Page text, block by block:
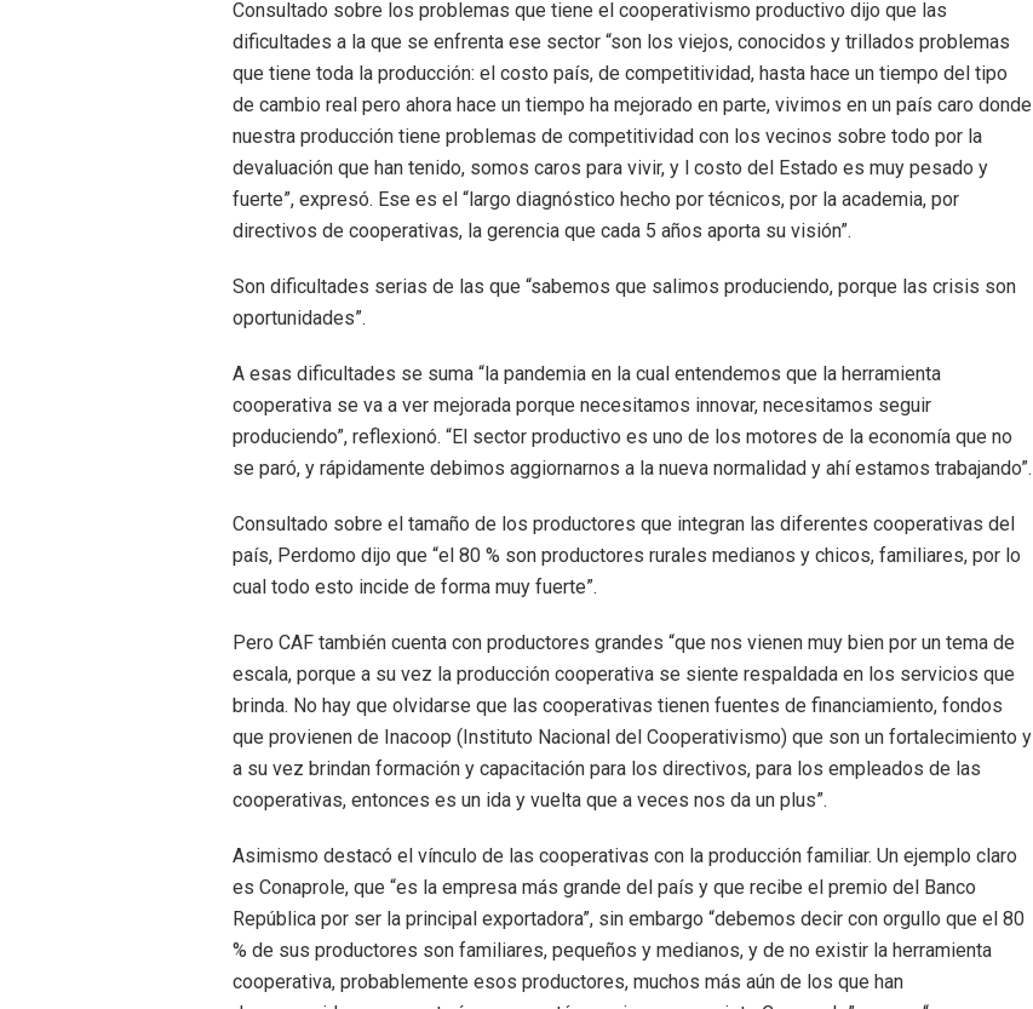
Consultado sobre los problemas que tiene el cooperativismo productivo dijo que las
dificultades a la que se enfrenta ese sector “son los viejos, conocidos y trillados problemas
que tiene toda la producción: el costo país, de competitividad, hasta hace un tiempo del tipo
de cambio real pero ahora hace un tiempo ha mejorado en parte, vivimos en un país caro donde
nuestra producción tiene problemas de competitividad con los vecinos sobre todo por la
devaluación que han tenido, somos caros para vivir, y l costo del Estado es muy pesado y
fuerte”, expresó. Ese es el “largo diagnóstico hecho por técnicos, por la academia, por
directivos de cooperativas, la gerencia que cada 5 años aporta su visión”.
Son dificultades serias de las que “sabemos que salimos produciendo, porque las crisis son
oportunidades”.
A esas dificultades se suma “la pandemia en la cual entendemos que la herramienta
cooperativa se va a ver mejorada porque necesitamos innovar, necesitamos seguir
produciendo”, reflexionó. “El sector productivo es uno de los motores de la economía que no
se paró, y rápidamente debimos aggiornarnos a la nueva normalidad y ahí estamos trabajando”.
Consultado sobre el tamaño de los productores que integran las diferentes cooperativas del
país, Perdomo dijo que “el 80 % son productores rurales medianos y chicos, familiares, por lo
cual todo esto incide de forma muy fuerte”.
Pero CAF también cuenta con productores grandes “que nos vienen muy bien por un tema de
escala, porque a su vez la producción cooperativa se siente respaldada en los servicios que
brinda. No hay que olvidarse que las cooperativas tienen fuentes de financiamiento, fondos
que provienen de Inacoop (Instituto Nacional del Cooperativismo) que son un fortalecimiento y
a su vez brindan formación y capacitación para los directivos, para los empleados de las
cooperativas, entonces es un ida y vuelta que a veces nos da un plus”.
Asimismo destacó el vínculo de las cooperativas con la producción familiar. Un ejemplo claro
es Conaprole, que “es la empresa más grande del país y que recibe el premio del Banco
República por ser la principal exportadora”, sin embargo “debemos decir con orgullo que el 80
% de sus productores son familiares, pequeños y medianos, y de no existir la herramienta
cooperativa, probablemente esos productores, muchos más aún de los que han